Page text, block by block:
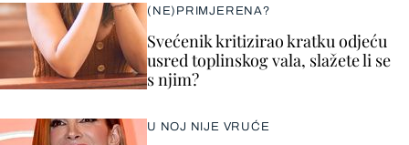
(NE)PRIMJERENA?
Svećenik kritizirao kratku odjeću
usred toplinskog vala, slažete li se
s njim?
U NOJ NIJE VRUĆE